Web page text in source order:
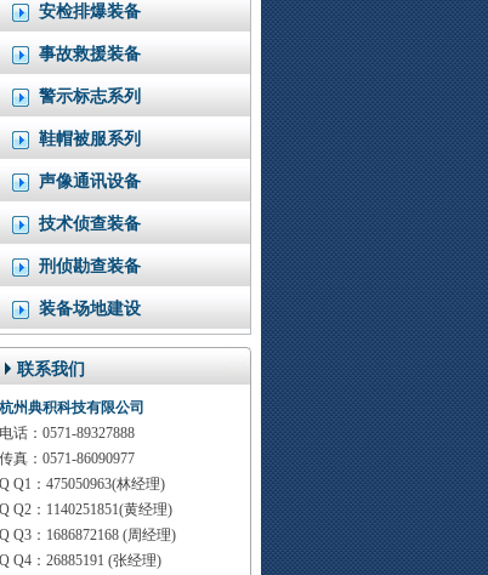
安检排爆装备
事故救援装备
警示标志系列
鞋帽被服系列
声像通讯设备
技术侦查装备
刑侦勘查装备
装备场地建设
联系我们
杭州典积科技有限公司
电话：0571-89327888
传真：0571-86090977
Q Q1：475050963(林经理)
Q Q2：1140251851(黄经理)
Q Q3：1686872168 (周经理)
Q Q4：26885191 (张经理)